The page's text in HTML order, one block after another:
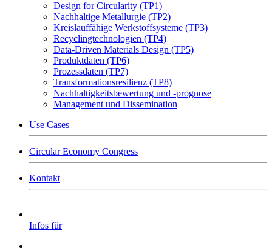
Design for Circularity (TP1)
Nachhaltige Metallurgie (TP2)
Kreislauffähige Werkstoffsysteme (TP3)
Recyclingtechnologien (TP4)
Data-Driven Materials Design (TP5)
Produktdaten (TP6)
Prozessdaten (TP7)
Transformationsresilienz (TP8)
Nachhaltigkeitsbewertung und -prognose
Management und Dissemination
Use Cases
Circular Economy Congress
Kontakt
Infos für